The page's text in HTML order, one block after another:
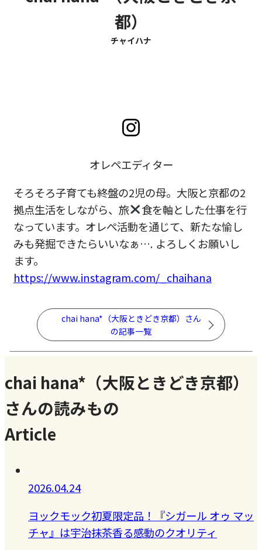
都）
チャイハナ
オレペエディター
そろそろ子育ても終盤の2児の母。大阪と京都の2
拠点生活をしながら、旅
食を軸とした仕事を行
なっています。オレぺ活動を通じて、新たな愉し
みも発掘できたらいいなぁ…. よろしくお願いし
ます。
https://www.instagram.com/_chaihana
chai hana*（大阪ときどき京都）さん
の記事一覧
chai hana*（大阪ときどき京都）
さんの読みもの
Article
2026.04.24
ヨックモック初夏限定品！『シガール オゥ マッ
チャ』は宇治抹茶香る感動のクオリティ